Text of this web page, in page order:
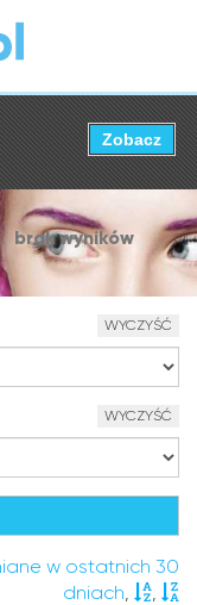
brak wyników
WYCZYŚĆ
WYCZYŚĆ
w ostatnich 30
dniach, ,
Zobacz